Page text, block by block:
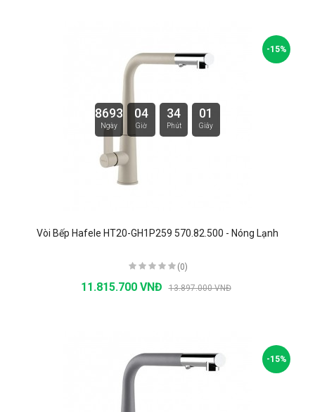
8693
Ngày
04
Giờ
34
Phút
00
Giây
-15%
Vòi Bếp Hafele HT20-GH1P259 570.82.500 - Nóng Lạnh
(0)
11.815.700 VNĐ 13.897.000 VNĐ
-15%